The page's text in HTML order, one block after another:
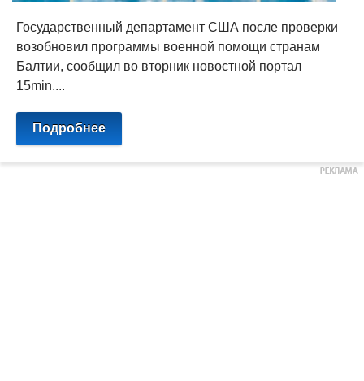
Государственный департамент США после проверки
возобновил программы военной помощи странам
Балтии, сообщил во вторник новостной портал
15min....
Подробнее